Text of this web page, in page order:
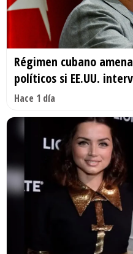
Régimen cubano
políticos si EE.UU.
Hace 1 día